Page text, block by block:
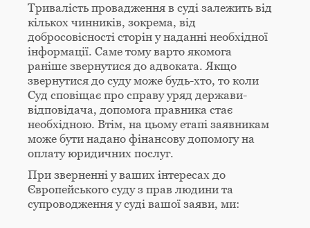
Тривалість провадження в суді залежить від
кількох чинників, зокрема, від
добросовісності сторін у наданні необхідної
інформації. Саме тому варто якомога
раніше звернутися до адвоката. Якщо
звернутися до суду може будь-хто, то коли
Суд сповіщає про справу уряд держави-
відповідача, допомога правника стає
необхідною. Втім, на цьому етапі заявникам
може бути надано фінансову допомогу на
оплату юридичних послуг.
При зверненні у ваших інтересах до
Європейського суду з прав людини та
супроводження у суді вашої заяви, ми: